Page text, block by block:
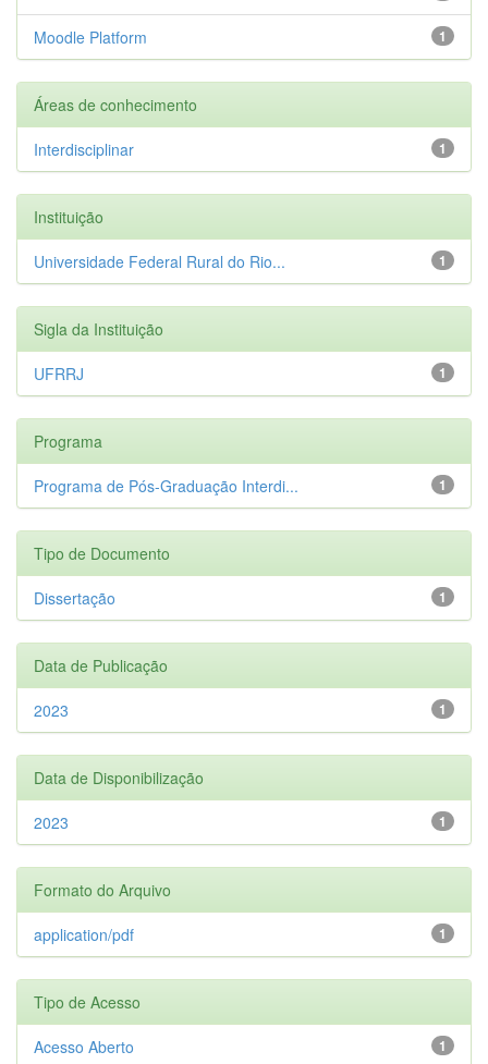
1
Moodle Platform
Áreas de conhecimento
1
Interdisciplinar
Instituição
1
Universidade Federal Rural do Rio...
Sigla da Instituição
1
UFRRJ
Programa
1
Programa de Pós-Graduação Interdi...
Tipo de Documento
1
Dissertação
Data de Publicação
1
2023
Data de Disponibilização
1
2023
Formato do Arquivo
1
application/pdf
Tipo de Acesso
1
Acesso Aberto